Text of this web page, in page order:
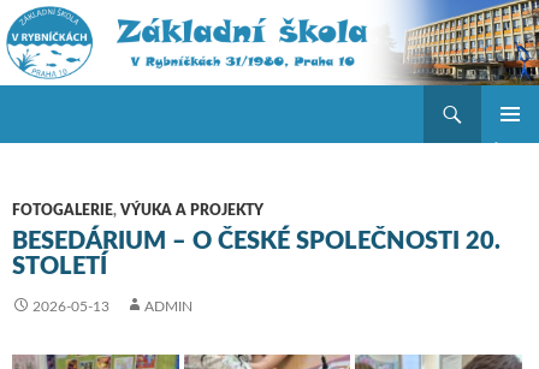
FOTOGALERIE, VÝUKA A PROJEKTY
BESEDÁRIUM – O ČESKÉ SPOLEČNOSTI 20.
STOLETÍ
2026-05-13 ADMIN